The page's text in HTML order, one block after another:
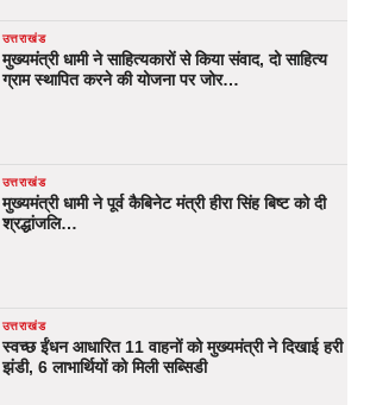
उत्तराखंड
मुख्यमंत्री धामी ने साहित्यकारों से किया संवाद, दो साहित्य
ग्राम स्थापित करने की योजना पर जोर…
उत्तराखंड
मुख्यमंत्री धामी ने पूर्व कैबिनेट मंत्री हीरा सिंह बिष्ट को दी
श्रद्धांजलि…
उत्तराखंड
स्वच्छ ईंधन आधारित 11 वाहनों को मुख्यमंत्री ने दिखाई हरी
झंडी, 6 लाभार्थियों को मिली सब्सिडी